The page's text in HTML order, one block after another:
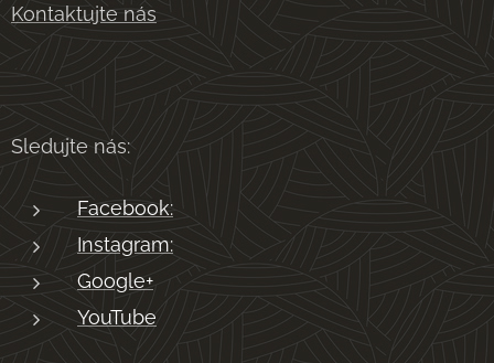
Kontaktujte nás
Sledujte nás:
Facebook:
Instagram:
Google+
YouTube